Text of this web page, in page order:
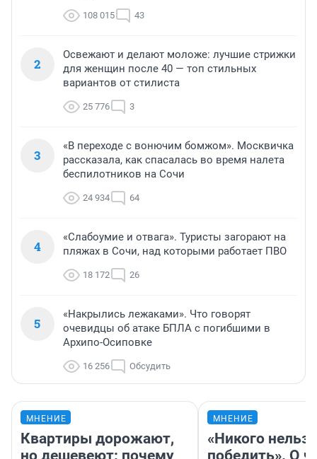
108 015 43
2
Освежают и делают моложе: лучшие стрижки
для женщин после 40 — топ стильных
вариантов от стилиста
25 776 3
3
«В переходе с вонючим бомжом». Москвичка
рассказала, как спасалась во время налета
беспилотников на Сочи
24 934 64
4
«Слабоумие и отвага». Туристы загорают на
пляжах в Сочи, над которыми работает ПВО
18 172 26
5
«Накрылись лежаками». Что говорят
очевидцы об атаке БПЛА с погибшими в
Архипо-Осиповке
16 256 Обсудить
МНЕНИЕ
Квартиры дорожают,
но дешевеют: почему
МНЕНИЕ
«Никого нельзя
победить». О